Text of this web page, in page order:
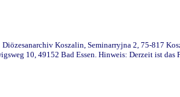
Koszalin, Seminarryjna 2, 75-817
10, 49152 Bad Essen. Hinweis: Derzeit ist das